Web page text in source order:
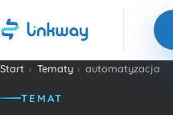
Start › Tematy › automatyzacja
TEMAT